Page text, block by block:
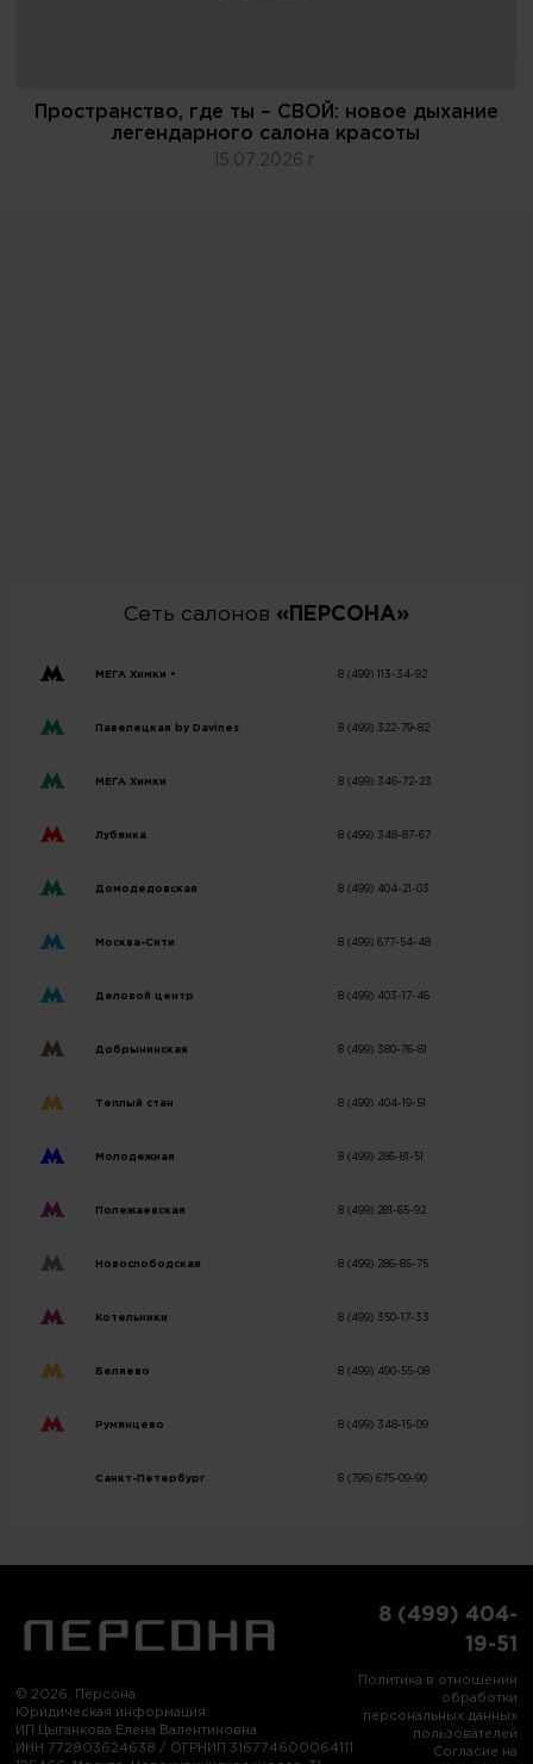
Пространство, где ты – СВОЙ: новое дыхание
легендарного салона красоты
15.07.2026 г.
Сеть салонов «ПЕРСОНА»
МЕГА Химки • 8 (499) 113-34-92
Павелецкая by Davines 8 (499) 322-79-82
МЕГА Химки 8 (499) 346-72-23
Лубянка 8 (499) 348-87-67
Домодедовская 8 (499) 404-21-03
Москва-Сити 8 (499) 677-54-48
Деловой центр 8 (499) 403-17-46
Добрынинская 8 (499) 380-76-81
Теплый стан 8 (499) 404-19-51
Молодежная 8 (499) 286-81-51
Полежаевская 8 (499) 281-65-92
Новослободская 8 (499) 286-85-75
Котельники 8 (499) 350-17-33
Беляево 8 (499) 490-55-08
Румянцево 8 (499) 348-15-09
Санкт-Петербург 8 (796) 675-09-90
© 2026, Персона
Юридическая информация:
ИП Цыганкова Елена Валентиновна
ИНН 772803624638 / ОГРНИП 316774600064111
8 (499) 404-
19-51
Политика в отношении
обработки
персональных данных
пользователей
Согласие на